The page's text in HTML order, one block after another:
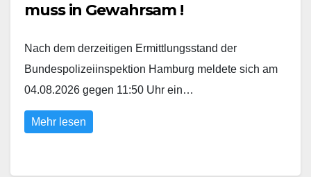
muss in Gewahrsam !
Nach dem derzeitigen Ermittlungsstand der
Bundespolizeiinspektion Hamburg meldete sich am
04.08.2026 gegen 11:50 Uhr ein…
Mehr lesen